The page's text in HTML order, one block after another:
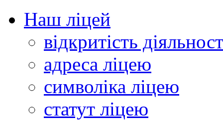
Наш ліцей
відкритість
адреса ліцею
символіка ліцею
статут ліцею